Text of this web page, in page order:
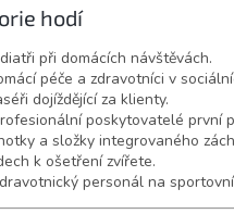
hodí
při domácích návštěvách.
péče a zdravotníci v
dojíždějící za klienty.
poskytovatelé první
a složky integrovaného
k ošetření zvířete.
personál na